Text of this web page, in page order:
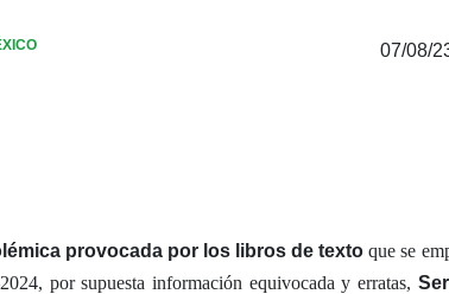
07/08/
provocada por los libros de texto que se
por supuesta información equivocada y erratas,